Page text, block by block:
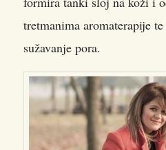
tretmanima aromaterapije
sužavanje pora.